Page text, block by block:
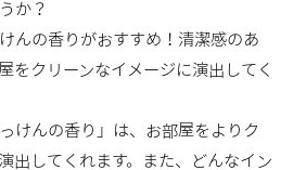
か？
んの香りがおすすめ！清潔感のあ
をクリーンなイメージに演出してく
けんの香り」は、お部屋をよりク
出してくれます。また、どんなイン